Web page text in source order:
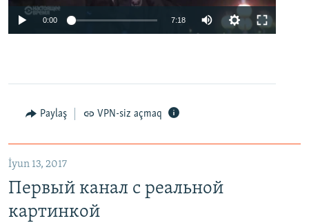
0:00 7:18
Paylaş VPN-siz açmaq
İyun 13, 2017
Первый канал с реальной
картинкой